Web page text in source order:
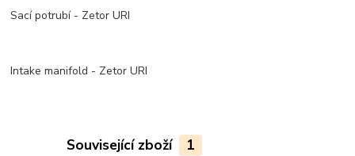
Sací potrubí - Zetor URI
Intake manifold - Zetor URI
Související zboží 1